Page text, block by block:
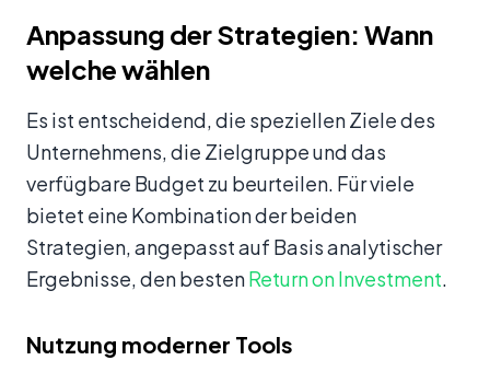
Anpassung der Strategien: Wann
welche wählen
Es ist entscheidend, die speziellen Ziele des
Unternehmens, die Zielgruppe und das
verfügbare Budget zu beurteilen. Für viele
bietet eine Kombination der beiden
Strategien, angepasst auf Basis analytischer
Ergebnisse, den bestenReturn on Investment.
Nutzung moderner Tools